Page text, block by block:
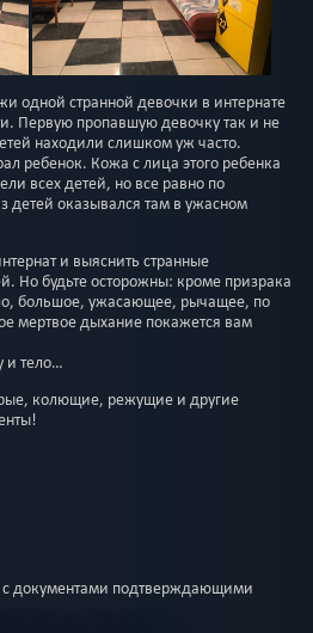
одной странной девочки в интернате
Первую пропавшую девочку так и не
находили слишком уж часто.
ребенок. Кожа с лица этого ребенка
всех детей, но все равно по
оказывался там в ужасном
и выяснить странные
Но будьте осторожны: кроме призрака
большое, ужасающее, рычащее, по
мертвое дыхание покажется вам
и тело…
колющие, режущие и другие
с документами подтверждающими